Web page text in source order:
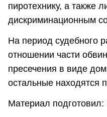
пиротехнику, а также
дискриминационным
На период судебного
отношении части
пресечения в виде
остальные находятся
Материал